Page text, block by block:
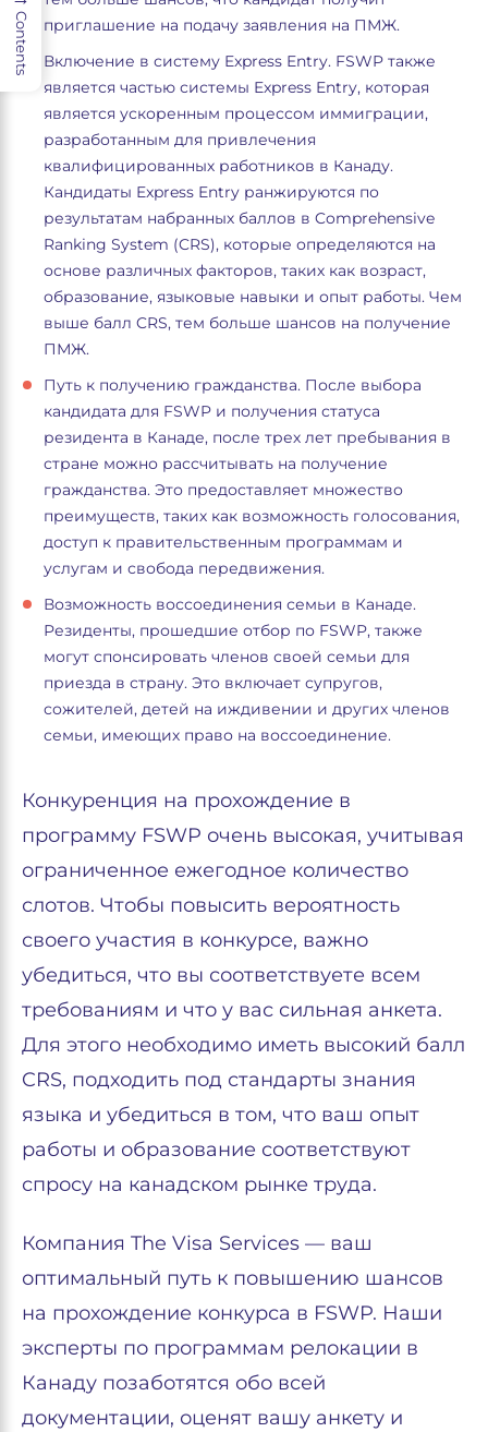
приглашение на подачу заявления на ПМЖ.
Включение в систему Express Entry. FSWP также
является частью системы Express Entry, которая
является ускоренным процессом иммиграции,
разработанным для привлечения
квалифицированных работников в Канаду.
Кандидаты Express Entry ранжируются по
результатам набранных баллов в Comprehensive
Ranking System (CRS), которые определяются на
основе различных факторов, таких как возраст,
образование, языковые навыки и опыт работы. Чем
выше балл CRS, тем больше шансов на получение
ПМЖ.
Путь к получению гражданства. После выбора
кандидата для FSWP и получения статуса
резидента в Канаде, после трех лет пребывания в
стране можно рассчитывать на получение
гражданства. Это предоставляет множество
преимуществ, таких как возможность голосования,
доступ к правительственным программам и
услугам и свобода передвижения.
Возможность воссоединения семьи в Канаде.
Резиденты, прошедшие отбор по FSWP, также
могут спонсировать членов своей семьи для
приезда в страну. Это включает супругов,
сожителей, детей на иждивении и других членов
семьи, имеющих право на воссоединение.
Конкуренция на прохождение в
программу FSWP очень высокая, учитывая
ограниченное ежегодное количество
слотов. Чтобы повысить вероятность
своего участия в конкурсе, важно
убедиться, что вы соответствуете всем
требованиям и что у вас сильная анкета.
Для этого необходимо иметь высокий балл
CRS, подходить под стандарты знания
языка и убедиться в том, что ваш опыт
работы и образование соответствуют
спросу на канадском рынке труда.
Компания The Visa Services — ваш
оптимальный путь к повышению шансов
на прохождение конкурса в FSWP. Наши
эксперты по программам релокации в
Канаду позаботятся обо всей
документации, оценят вашу анкету и
Contents